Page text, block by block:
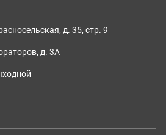
по выбору
д. 35, стр. 9
д. 3А